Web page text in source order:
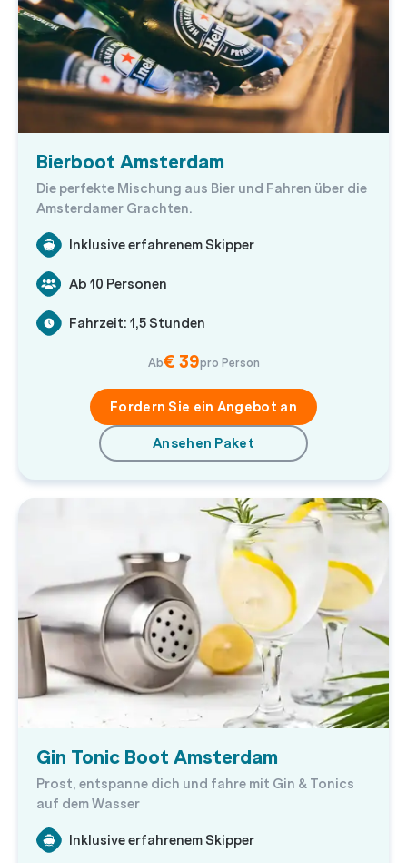
Bierboot Amsterdam
Die perfekte Mischung aus Bier und Fahren über die
Amsterdamer Grachten.
Inklusive erfahrenem Skipper
Ab 10 Personen
Fahrzeit: 1,5 Stunden
Ab€ 39pro Person
Fordern Sie ein Angebot an
Ansehen Paket
Gin Tonic Boot Amsterdam
Prost, entspanne dich und fahre mit Gin & Tonics
auf dem Wasser
Inklusive erfahrenem Skipper